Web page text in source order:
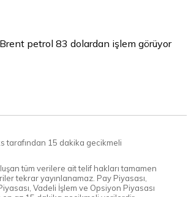
Brent petrol 83 dolardan işlem görüyor
tarafından 15 dakika gecikmeli
tüm verilere ait telif hakları tamamen
tekrar yayınlanamaz. Pay Piyasası,
Vadeli İşlem ve Opsiyon Piyasası